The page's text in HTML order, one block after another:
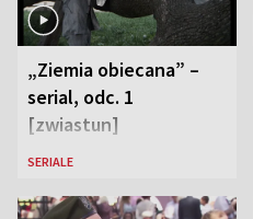
„Ziemia obiecana” –
serial, odc. 1
[zwiastun]
SERIALE